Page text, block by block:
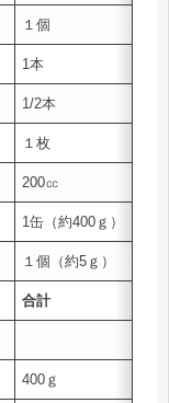
１個
1本
1/2本
１枚
200㏄
1缶（約400ｇ）
１個（約5ｇ）
合計
400ｇ